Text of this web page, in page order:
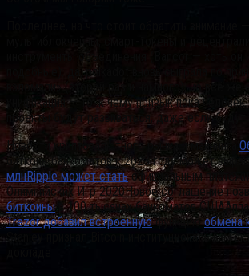
мультиблокчейны, смарт-токены и
подобные): да, polkadot вновь сыграла по
взломали» (второй раз и намного), но всё же
унификация — то, к чему привык пока
проекты будут развиваться, даже если будут
Новости криптовалютного рынка и майнинга:
биткоин-банкоматов к 2023 году может
млнRipple может статьофициальным
Олимпийских Игр 2020Новое соглашение
биткоиныв 100 тысячах банкоматов
Trezor добавил встроеннуюфункциюобмена
Stanley признал Bitcoin институциональным